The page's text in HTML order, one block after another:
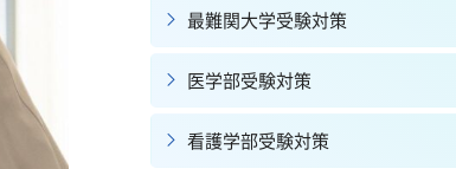
最難関大学受験対策
医学部受験対策
看護学部受験対策